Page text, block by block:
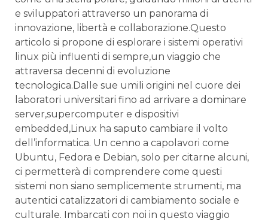
e sviluppatori attraverso un⁤ panorama di
innovazione, libertà e collaborazione.Questo
articolo si propone di esplorare i⁤ sistemi operativi
linux più influenti ⁣di sempre,un viaggio‌ che‍
attraversa decenni di evoluzione​
tecnologica.Dalle sue ⁤umili origini nel ‍cuore⁣ dei
laboratori universitari‍ fino ad arrivare a​ dominare
server,supercomputer​ e​ dispositivi
embedded,Linux ha saputo cambiare ⁤il volto
dell’informatica. Un cenno a capolavori come
⁤Ubuntu, Fedora e Debian, solo per citarne⁢ alcuni,
ci⁢ permetterà di comprendere come ⁢questi
sistemi⁢ non ‌siano semplicemente strumenti, ma
⁢autentici catalizzatori di ‌cambiamento ‌sociale e
culturale. Imbarcati con noi in ⁢questo⁣ viaggio